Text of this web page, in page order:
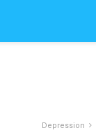
Depression